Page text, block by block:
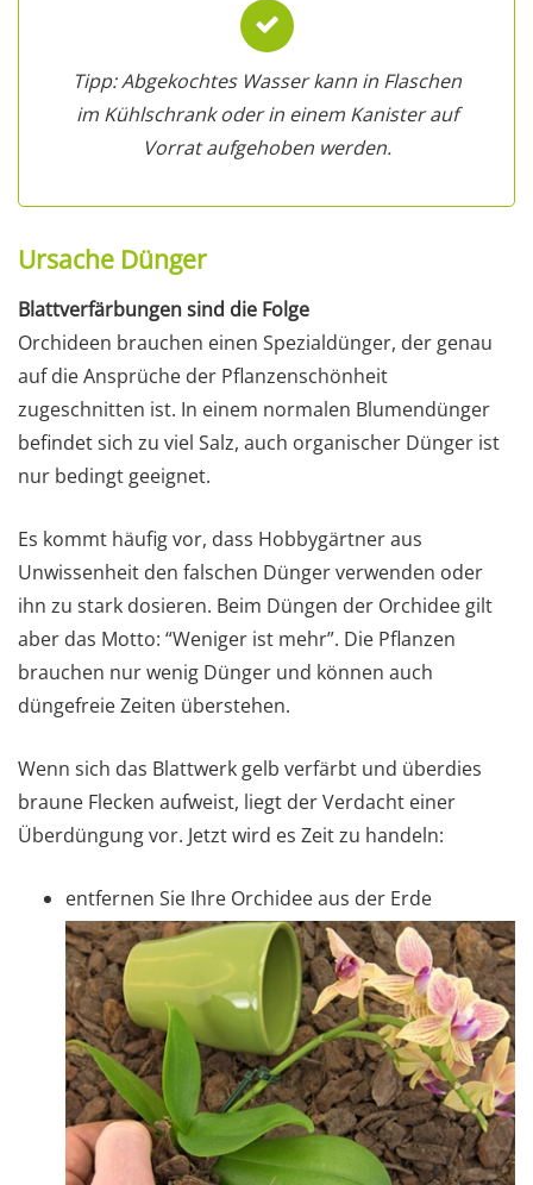
Tipp: Abgekochtes Wasser kann in Flaschen
im Kühlschrank oder in einem Kanister auf
Vorrat aufgehoben werden.
Ursache Dünger
Blattverfärbungen sind die Folge
Orchideen brauchen einen Spezialdünger, der genau
auf die Ansprüche der Pflanzenschönheit
zugeschnitten ist. In einem normalen Blumendünger
befindet sich zu viel Salz, auch organischer Dünger ist
nur bedingt geeignet.
Es kommt häufig vor, dass Hobbygärtner aus
Unwissenheit den falschen Dünger verwenden oder
ihn zu stark dosieren. Beim Düngen der Orchidee gilt
aber das Motto: “Weniger ist mehr”. Die Pflanzen
brauchen nur wenig Dünger und können auch
düngefreie Zeiten überstehen.
Wenn sich das Blattwerk gelb verfärbt und überdies
braune Flecken aufweist, liegt der Verdacht einer
Überdüngung vor. Jetzt wird es Zeit zu handeln:
entfernen Sie Ihre Orchidee aus der Erde